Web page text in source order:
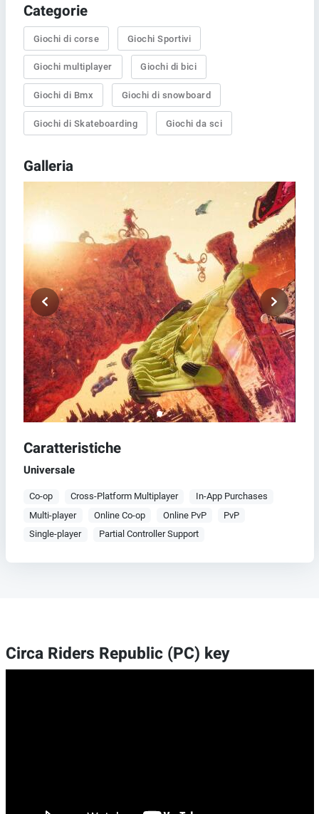
Categorie
Giochi di corse Giochi Sportivi
Giochi multiplayer Giochi di bici
Giochi di Bmx Giochi di snowboard
Giochi di Skateboarding Giochi da sci
Galleria
Caratteristiche
Universale
Co-op Cross-Platform Multiplayer
In-App Purchases
Multi-player
Online Co-op Online PvP
PvP
Single-player
Partial Controller Support
Circa Riders Republic (PC) key